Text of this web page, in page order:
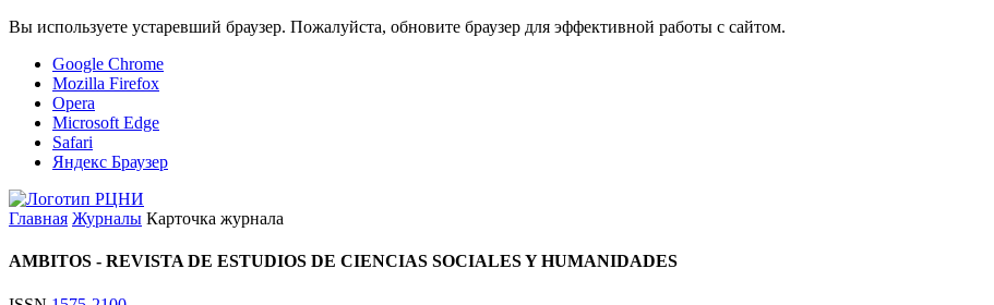
Вы используете устаревший браузер. Пожалуйста, обновите браузер для эффективной работы с сайтом.
Google Chrome
Mozilla Firefox
Opera
Microsoft Edge
Safari
Яндекс Браузер
Главная Журналы Карточка журнала
AMBITOS - REVISTA DE ESTUDIOS DE CIENCIAS SOCIALES Y HUMANIDADES